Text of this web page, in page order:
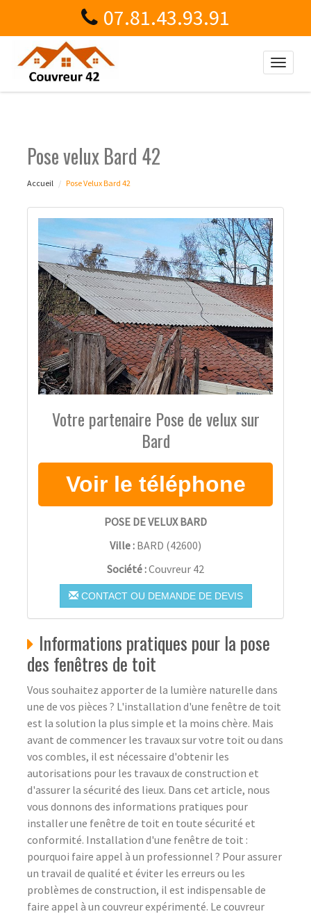
07.81.43.93.91
Toggle
Pose velux Bard 42
Accueil Pose Velux Bard 42
Votre partenaire Pose de velux sur
Bard
POSE DE VELUX BARD
Ville : BARD (42600)
Société :Couvreur 42
CONTACT OU DEMANDE DE DEVIS
Informations pratiques pour la pose
des fenêtres de toit
Vous souhaitez apporter de la lumière naturelle dans
une de vos pièces ? L'installation d'une fenêtre de toit
est la solution la plus simple et la moins chère. Mais
avant de commencer les travaux sur votre toit ou dans
vos combles, il est nécessaire d'obtenir les
autorisations pour les travaux de construction et
d'assurer la sécurité des lieux. Dans cet article, nous
vous donnons des informations pratiques pour
installer une fenêtre de toit en toute sécurité et
conformité. Installation d'une fenêtre de toit :
pourquoi faire appel à un professionnel ? Pour assurer
un travail de qualité et éviter les erreurs ou les
problèmes de construction, il est indispensable de
faire appel à un couvreur expérimenté. Le couvreur